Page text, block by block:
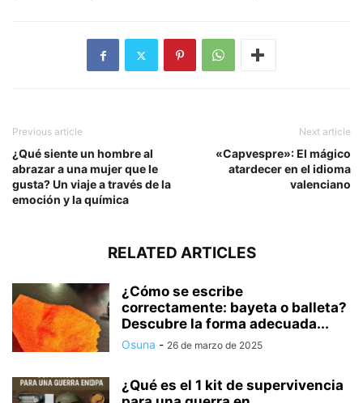
Previous article
¿Qué siente un hombre al
abrazar a una mujer que le
gusta? Un viaje a través de la
emoción y la química
Next article
«Capvespre»: El mágico
atardecer en el idioma
valenciano
RELATED ARTICLES
¿Cómo se escribe
correctamente: bayeta o balleta?
Descubre la forma adecuada...
Osuna - 26 de marzo de 2025
¿Qué es el 1 kit de supervivencia